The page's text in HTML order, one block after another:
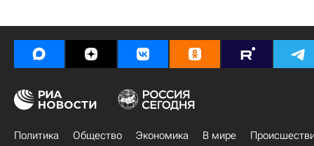
Политика Общество Экономика В мире